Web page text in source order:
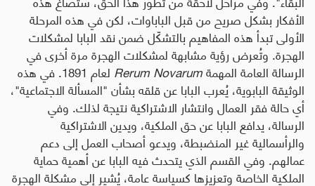
الأفكار بشكل صريح من قبل الباباوات، لكن في هذه المرحلة
الأولى تبدأ هذه المفاهيم بالتشكّل ضمن نقد البابا لمشكلات
الهجرة. وتُعرض رؤية مشابهة لمشكلات الهجرة مرة أخرى في
الرسالة العامة المهمةRerum Novarum لعام 1891. في هذه
الوثيقة البابوية، يُعرب البابا عن قلقه بشأن"المسألة الاجتماعية"،
أي حالة فقر العمال وانتشار الاشتراكية نتيجة لذلك. وفي
الرسالة، يدافع البابا عن حق الملكية، ويدين الاشتراكية
والرأسمالية غير المنضبطة، ويدعو أصحاب العمل إلى دعم
عمالهم. وفي القسم الذي يتحدث فيه البابا عن أهمية حماية
الملكية الخاصة وتعزيزها كسياسة عامة، يُشير إلى مشكلة الهجرة